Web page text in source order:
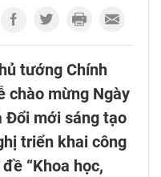
tướng Chính
chào mừng Ngày
Đổi mới sáng tạo
triển khai công
“Khoa học,